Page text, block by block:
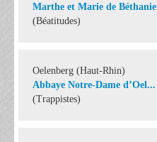
Marthe et Marie de Béthanie
(Béatitudes)
Oelenberg (Haut-Rhin)
Abbaye Notre-Dame d’Oel...
(Trappistes)